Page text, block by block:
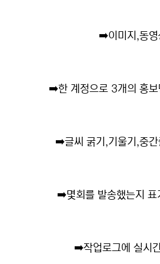
➡️이미지,동
➡️한 계정으로 3개의 홍
➡️글씨 굵기,기울기,중
➡️몇회를 발송했는지
➡️작업로그에 실시